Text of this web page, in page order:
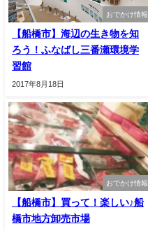
おでかけ情報
【船橋市】海辺の生き物を知
ろう！ふなばし三番瀬環境学
習館
2017年8月18日
おでかけ情報
【船橋市】買って！楽しい♪船
橋市地方卸売市場